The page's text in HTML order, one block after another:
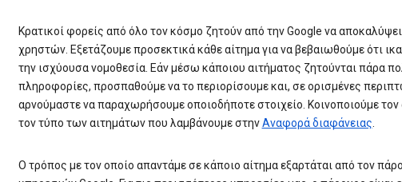
Κρατικοί φορείς από όλο τον κόσμο ζητούν από την Google να αποκαλύψει
χρηστών. Εξετάζουμε προσεκτικά κάθε αίτημα για να βεβαιωθούμε ότι
την ισχύουσα νομοθεσία. Εάν μέσω κάποιου αιτήματος ζητούνται πάρα
πληροφορίες, προσπαθούμε να το περιορίσουμε και, σε ορισμένες
αρνούμαστε να παραχωρήσουμε οποιοδήποτε στοιχείο. Κοινοποιούμε τον
τον τύπο των αιτημάτων που λαμβάνουμε στηνΑναφορά διαφάνειας
Ο τρόπος με τον οποίο απαντάμε σε κάποιο αίτημα εξαρτάται από τον